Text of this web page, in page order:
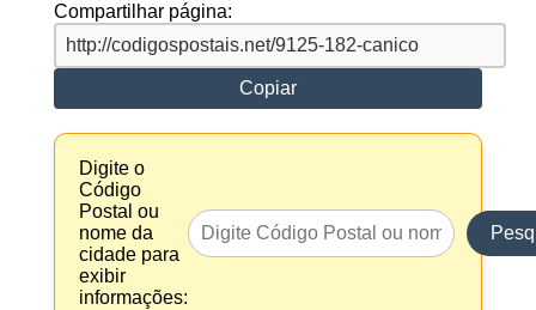
Compartilhar página:
Copiar
Digite o
Código
Postal ou
nome da
cidade para
exibir
informações: